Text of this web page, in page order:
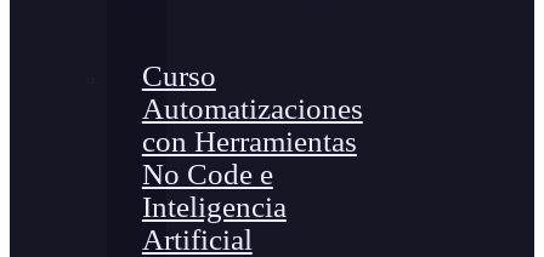
Curso
Automatizaciones
con Herramientas
No Code e
Inteligencia
Artificial